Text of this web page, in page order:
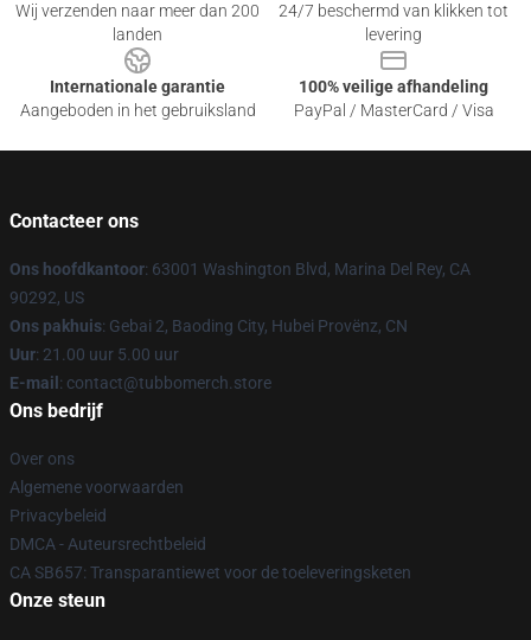
Wij verzenden naar meer dan 200
landen
24/7 beschermd van klikken tot
levering
Internationale garantie
Aangeboden in het gebruiksland
100% veilige afhandeling
PayPal / MasterCard / Visa
Contacteer ons
Ons hoofdkantoor: 63001 Washington Blvd, Marina Del Rey, CA
90292, US
Ons pakhuis: Gebai 2, Baoding City, Hubei Provënz, CN
Uur: 21.00 uur 5.00 uur
E-mail : contact@tubbomerch.store
Ons bedrijf
Over ons
Algemene voorwaarden
Privacybeleid
DMCA - Auteursrechtbeleid
CA SB657: Transparantiewet voor de toeleveringsketen
Onze steun